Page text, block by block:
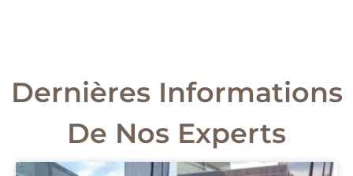
Dernières Informations
De Nos Experts